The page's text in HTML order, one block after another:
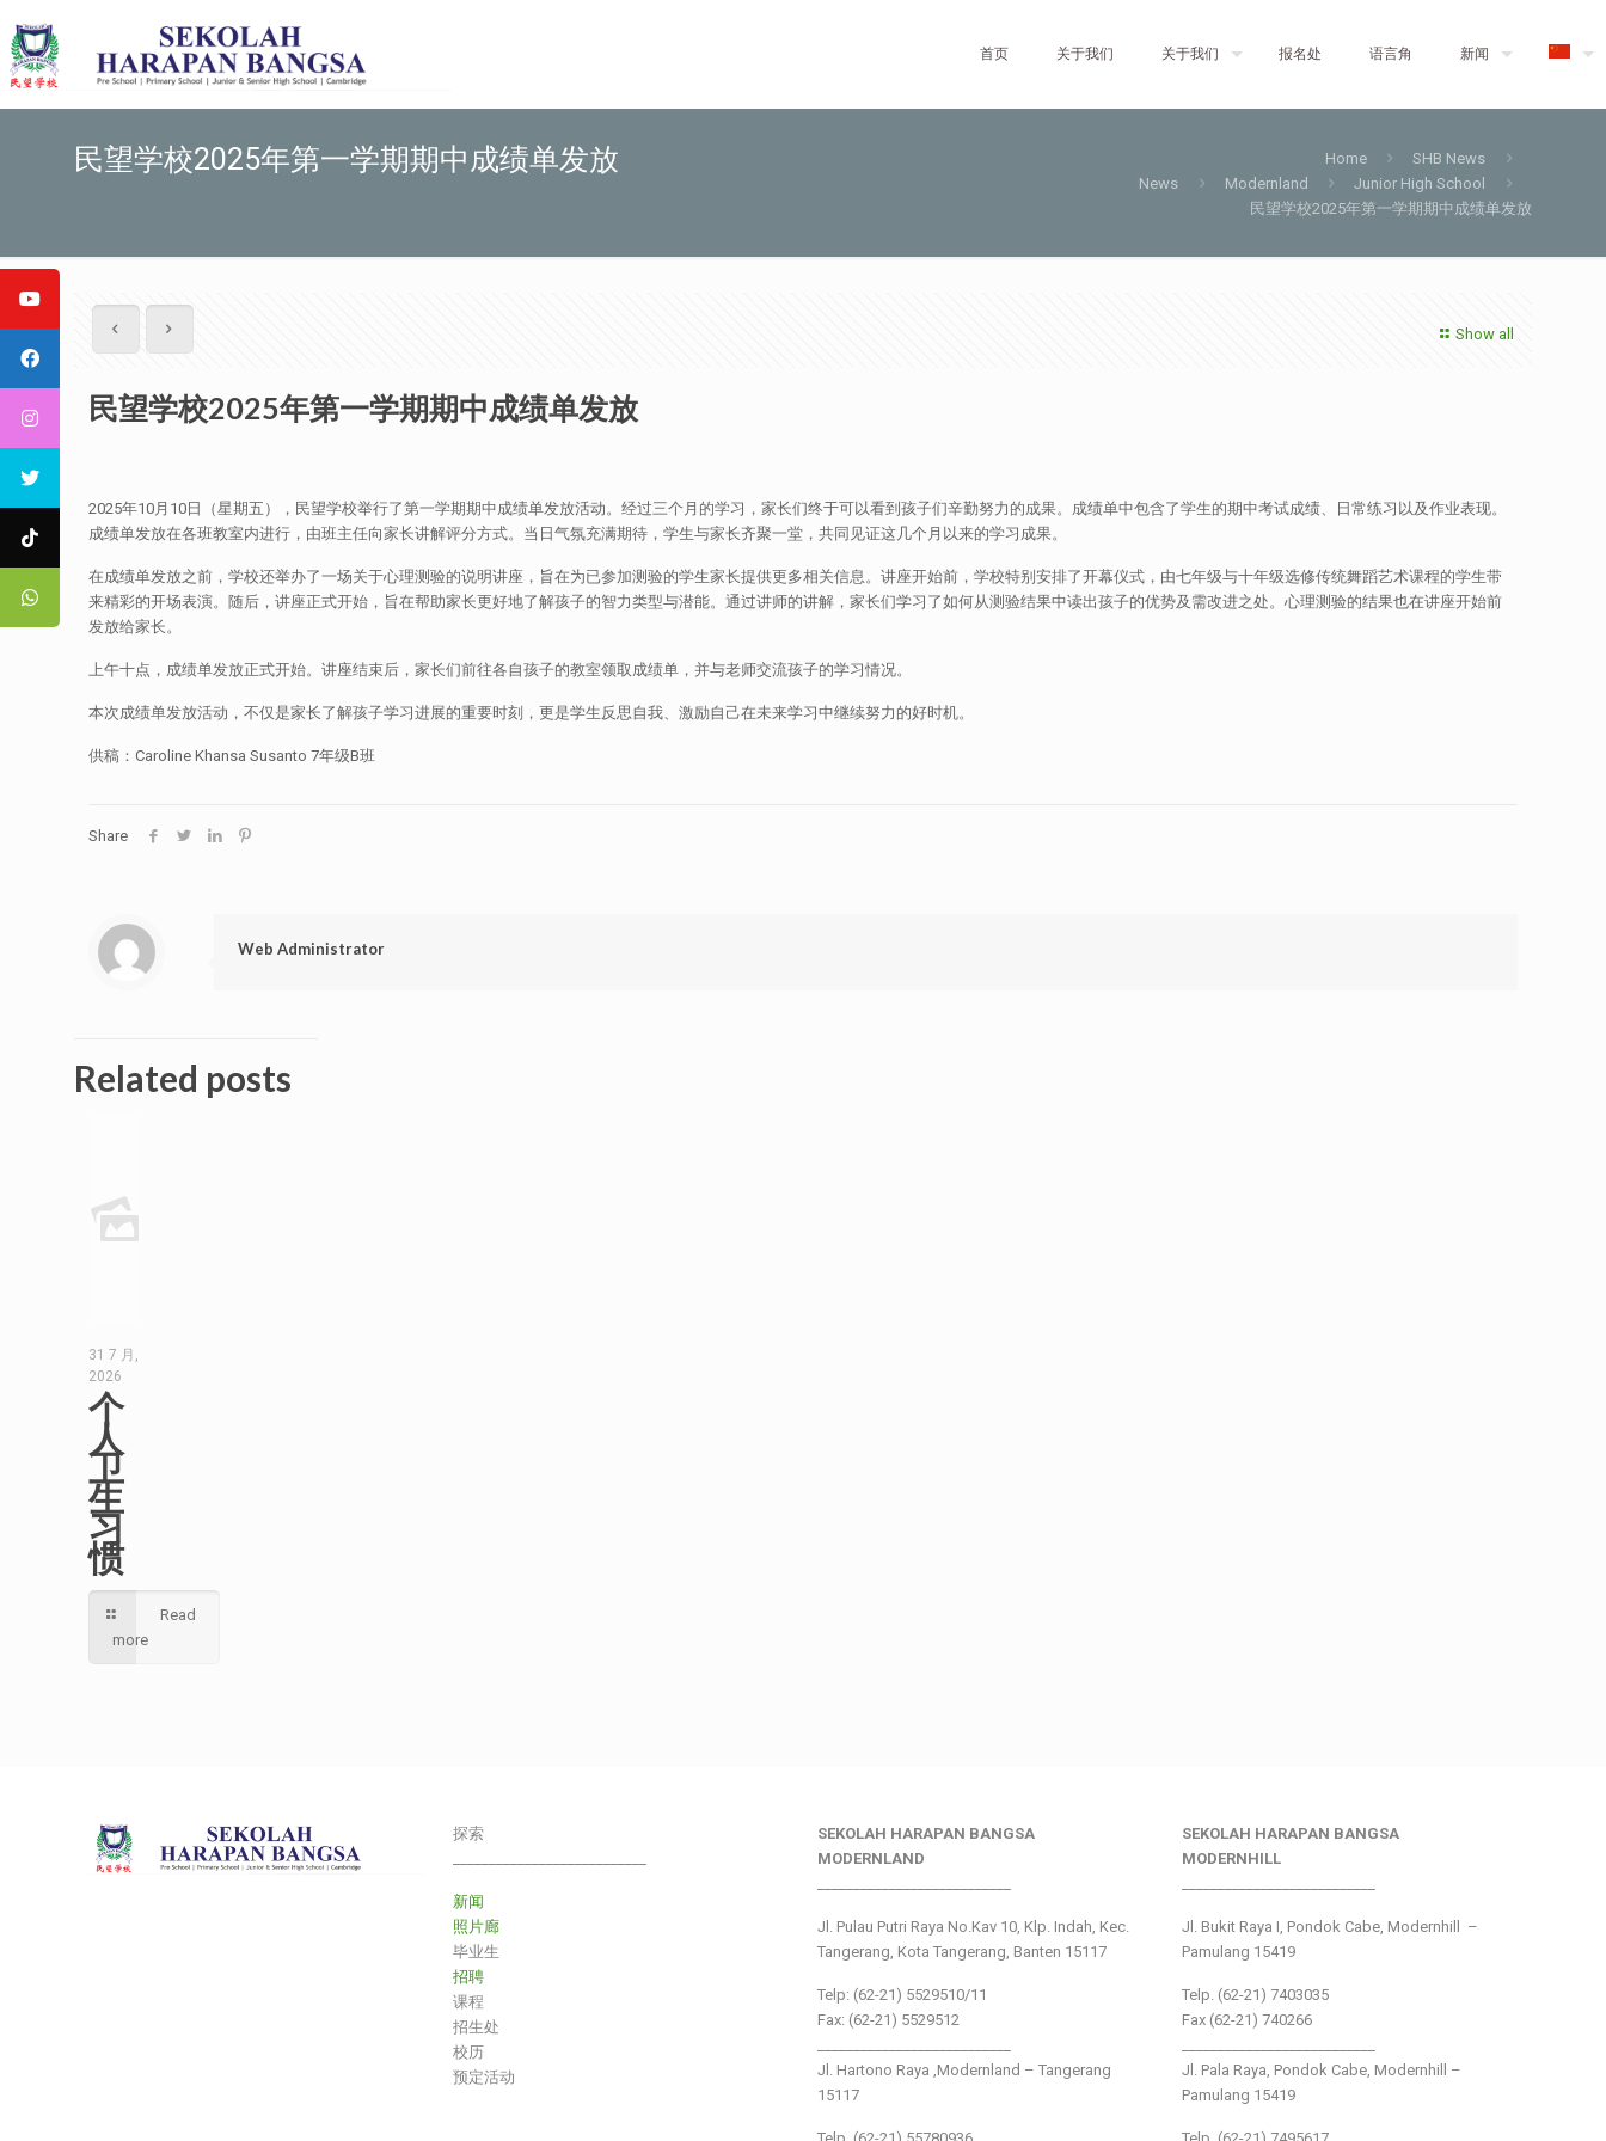
首页 关于我们 关于我们 报名处 语言角 新闻
民望学校2025年第一学期期中成绩单发放 Home
SHB News
News
Modernland
Junior High School
民望学校2025年第一学期期中成绩单发放
Show all
民望学校2025年第一学期期中成绩单发放
2025年10月10日（星期五），民望学校举行了第一学期期中成绩单发放活动。经过三个月的学习，家长们终于可以看到孩子们辛勤努力的成果。成绩单中包含了学生的期中考试成绩、日常练习以及作业表现。
成绩单发放在各班教室内进行，由班主任向家长讲解评分方式。当日气氛充满期待，学生与家长齐聚一堂，共同见证这几个月以来的学习成果。
在成绩单发放之前，学校还举办了一场关于心理测验的说明讲座，旨在为已参加测验的学生家长提供更多相关信息。讲座开始前，学校特别安排了开幕仪式，由七年级与十年级选修传统舞蹈艺术课程的学生带
来精彩的开场表演。随后，讲座正式开始，旨在帮助家长更好地了解孩子的智力类型与潜能。通过讲师的讲解，家长们学习了如何从测验结果中读出孩子的优势及需改进之处。心理测验的结果也在讲座开始前
发放给家长。
上午十点，成绩单发放正式开始。讲座结束后，家长们前往各自孩子的教室领取成绩单，并与老师交流孩子的学习情况。
本次成绩单发放活动，不仅是家长了解孩子学习进展的重要时刻，更是学生反思自我、激励自己在未来学习中继续努力的好时机。
供稿：Caroline Khansa Susanto 7年级B班
Share
Web Administrator
Related posts
31 7 月,
2026
个
人
卫
生
习
惯
Read
more
探索
新闻
照片廊
毕业生
招聘
课程
招生处
校历
预定活动
SEKOLAH HARAPAN BANGSA
MODERNLAND
Jl. Pulau Putri Raya No.Kav 10, Klp. Indah, Kec.
Tangerang, Kota Tangerang, Banten 15117
Telp: (62-21) 5529510/11
Fax: (62-21) 5529512
Jl. Hartono Raya ,Modernland – Tangerang
15117
SEKOLAH HARAPAN BANGSA
MODERNHILL
Jl. Bukit Raya I, Pondok Cabe, Modernhill –
Pamulang 15419
Telp. (62-21) 7403035
Fax (62-21) 740266
Jl. Pala Raya, Pondok Cabe, Modernhill –
Pamulang 15419